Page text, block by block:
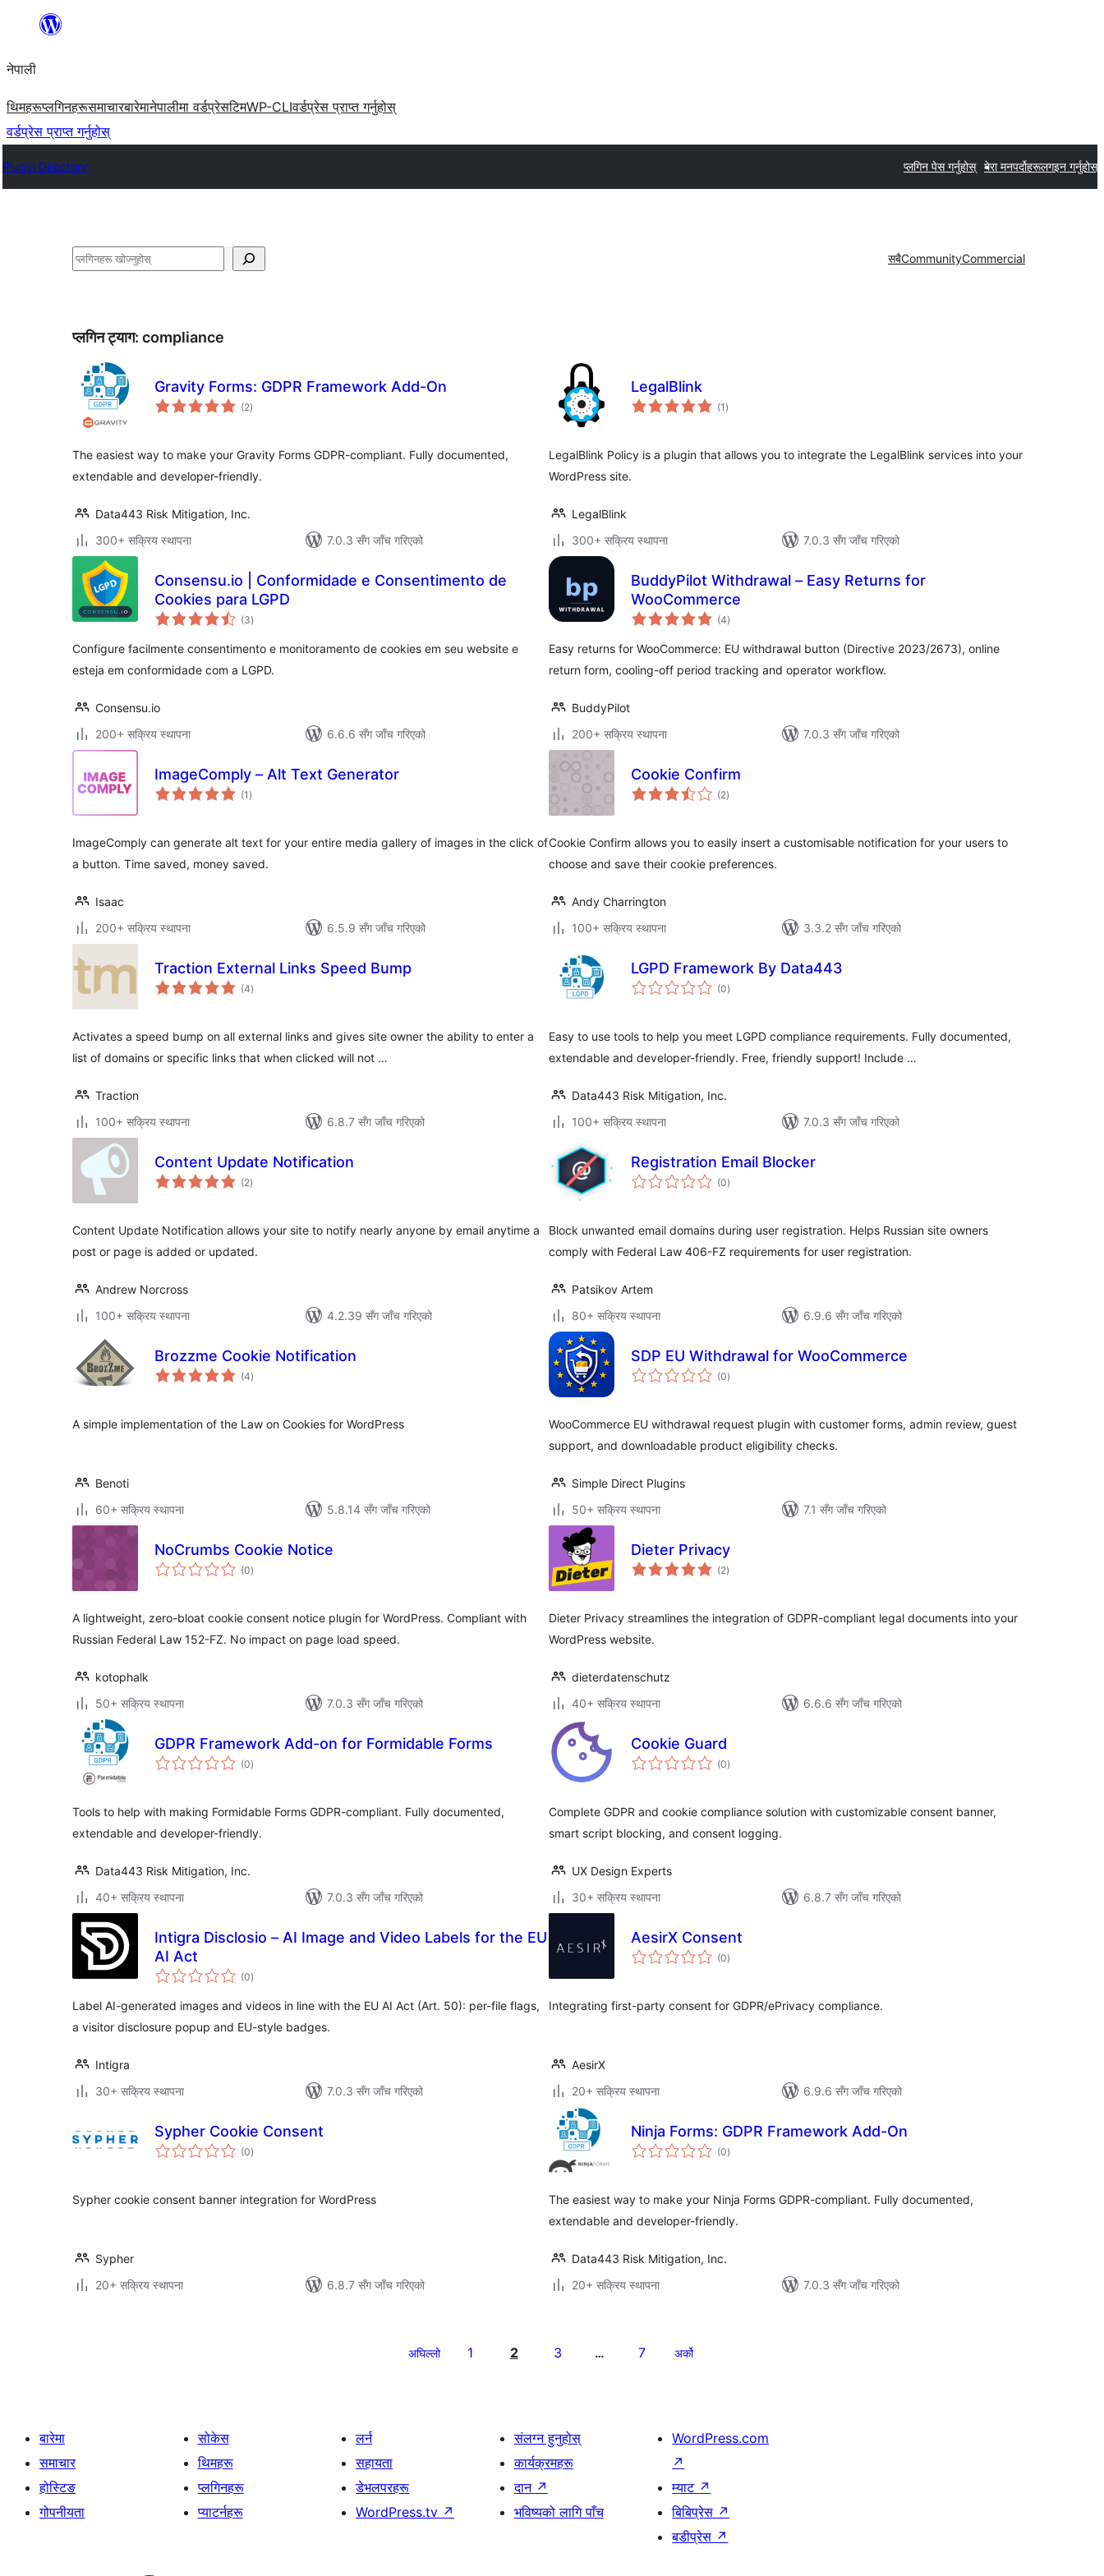
सामग्रीमा
नेपाली
थिमहरूप्लगिनहरूसमाचारबारेमानेपालीमा वर्डप्रेसटिमWP-CLIवर्डप्रेस प्राप्त गर्नुहोस्
वर्डप्रेस प्राप्त गर्नुहोस्
Plugin Directory प्लगिन पेस गर्नुहोस् मेरा मनपर्दोहरूलगइन गर्नुहोस्
खोज्नुहोस् सबैCommunityCommercial
प्लगिन ट्याग: compliance
Gravity Forms: GDPR Framework Add-On
(2कुल
रेटिङ्गहरू
)
The easiest way to make your Gravity Forms GDPR-compliant. Fully documented,
extendable and developer-friendly.
Data443 Risk Mitigation, Inc.
300+ सक्रिय स्थापना
7.0.3 सँग जाँच गरिएको
LegalBlink
(1 कुल
रेटिङ्गहरू
)
LegalBlink Policy is a plugin that allows you to integrate the LegalBlink services into your
WordPress site.
LegalBlink
300+ सक्रिय स्थापना
7.0.3 सँग जाँच गरिएको
Consensu.io | Conformidade e Consentimento de
Cookies para LGPD
(3कुल
रेटिङ्गहरू
)
Configure facilmente consentimento e monitoramento de cookies em seu website e
esteja em conformidade com a LGPD.
Consensu.io
200+ सक्रिय स्थापना
6.6.6 सँग जाँच गरिएको
BuddyPilot Withdrawal – Easy Returns for
WooCommerce
(4कुल
रेटिङ्गहरू
)
Easy returns for WooCommerce: EU withdrawal button (Directive 2023/2673), online
return form, cooling-off period tracking and operator workflow.
BuddyPilot
200+ सक्रिय स्थापना
7.0.3 सँग जाँच गरिएको
ImageComply – Alt Text Generator
(1 कुल
रेटिङ्गहरू
)
ImageComply can generate alt text for your entire media gallery of images in the click of
a button. Time saved, money saved.
Isaac
200+ सक्रिय स्थापना
6.5.9 सँग जाँच गरिएको
Cookie Confirm
(2कुल
रेटिङ्गहरू
)
Cookie Confirm allows you to easily insert a customisable notification for your users to
choose and save their cookie preferences.
Andy Charrington
100+ सक्रिय स्थापना
3.3.2 सँग जाँच गरिएको
Traction External Links Speed Bump
(4कुल
रेटिङ्गहरू
)
Activates a speed bump on all external links and gives site owner the ability to enter a
list of domains or specific links that when clicked will not …
Traction
100+ सक्रिय स्थापना
6.8.7 सँग जाँच गरिएको
LGPD Framework By Data443
(0कुल
रेटिङ्गहरू
)
Easy to use tools to help you meet LGPD compliance requirements. Fully documented,
extendable and developer-friendly. Free, friendly support! Include …
Data443 Risk Mitigation, Inc.
100+ सक्रिय स्थापना
7.0.3 सँग जाँच गरिएको
Content Update Notification
(2कुल
रेटिङ्गहरू
)
Content Update Notification allows your site to notify nearly anyone by email anytime a
post or page is added or updated.
Andrew Norcross
100+ सक्रिय स्थापना
4.2.39 सँग जाँच गरिएको
Registration Email Blocker
(0कुल
रेटिङ्गहरू
)
Block unwanted email domains during user registration. Helps Russian site owners
comply with Federal Law 406-FZ requirements for user registration.
Patsikov Artem
80+ सक्रिय स्थापना
6.9.6 सँग जाँच गरिएको
Brozzme Cookie Notification
(4कुल
रेटिङ्गहरू
)
A simple implementation of the Law on Cookies for WordPress
Benoti
60+ सक्रिय स्थापना
5.8.14 सँग जाँच गरिएको
SDP EU Withdrawal for WooCommerce
(0कुल
रेटिङ्गहरू
)
WooCommerce EU withdrawal request plugin with customer forms, admin review, guest
support, and downloadable product eligibility checks.
Simple Direct Plugins
50+ सक्रिय स्थापना
7.1 सँग जाँच गरिएको
NoCrumbs Cookie Notice
(0कुल
रेटिङ्गहरू
)
A lightweight, zero-bloat cookie consent notice plugin for WordPress. Compliant with
Russian Federal Law 152-FZ. No impact on page load speed.
kotophalk
50+ सक्रिय स्थापना
7.0.3 सँग जाँच गरिएको
Dieter Privacy
(2कुल
रेटिङ्गहरू
)
Dieter Privacy streamlines the integration of GDPR-compliant legal documents into your
WordPress website.
dieterdatenschutz
40+ सक्रिय स्थापना
6.6.6 सँग जाँच गरिएको
GDPR Framework Add-on for Formidable Forms
(0कुल
रेटिङ्गहरू
)
Tools to help with making Formidable Forms GDPR-compliant. Fully documented,
extendable and developer-friendly.
Data443 Risk Mitigation, Inc.
40+ सक्रिय स्थापना
7.0.3 सँग जाँच गरिएको
Cookie Guard
(0कुल
रेटिङ्गहरू
)
Complete GDPR and cookie compliance solution with customizable consent banner,
smart script blocking, and consent logging.
UX Design Experts
30+ सक्रिय स्थापना
6.8.7 सँग जाँच गरिएको
Intigra Disclosio – AI Image and Video Labels for the EU
AI Act
(0कुल
रेटिङ्गहरू
)
Label AI-generated images and videos in line with the EU AI Act (Art. 50): per-file flags,
a visitor disclosure popup and EU-style badges.
Intigra
30+ सक्रिय स्थापना
7.0.3 सँग जाँच गरिएको
AesirX Consent
(0कुल
रेटिङ्गहरू
)
Integrating first-party consent for GDPR/ePrivacy compliance.
AesirX
20+ सक्रिय स्थापना
6.9.6 सँग जाँच गरिएको
Sypher Cookie Consent
(0कुल
रेटिङ्गहरू
)
Sypher cookie consent banner integration for WordPress
Sypher
20+ सक्रिय स्थापना
6.8.7 सँग जाँच गरिएको
Ninja Forms: GDPR Framework Add-On
(0कुल
रेटिङ्गहरू
)
The easiest way to make your Ninja Forms GDPR-compliant. Fully documented,
extendable and developer-friendly.
Data443 Risk Mitigation, Inc.
20+ सक्रिय स्थापना
7.0.3 सँग जाँच गरिएको
अघिल्लो 1 2 3 … 7 अर्को
बारेमा
समाचार
होस्टिङ
गोपनीयता
सोकेस
थिमहरू
प्लगिनहरू
प्याटर्नहरू
लर्न
सहायता
डेभलपरहरू
WordPress.tv ↗
संलग्न हुनुहोस्
कार्यक्रमहरू
दान ↗
भविष्यको लागि पाँच
WordPress.com
↗
म्याट ↗
बिबिप्रेस ↗
बडीप्रेस ↗